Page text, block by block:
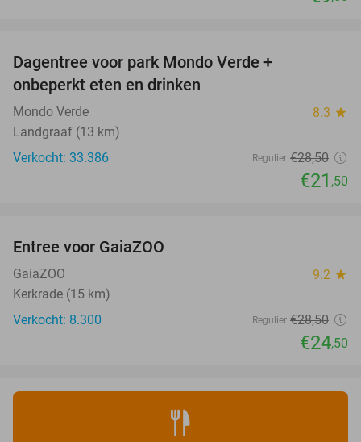
Dagentree voor park Mondo Verde +
onbeperkt eten en drinken
Mondo Verde 8.3 star
Landgraaf (13 km)
Verkocht: 33.386
Regulier €28,50
€21 ,50
Entree voor GaiaZOO
GaiaZOO 9.2 star
Kerkrade (15 km)
Verkocht: 8.300
Regulier €28,50
€24,50